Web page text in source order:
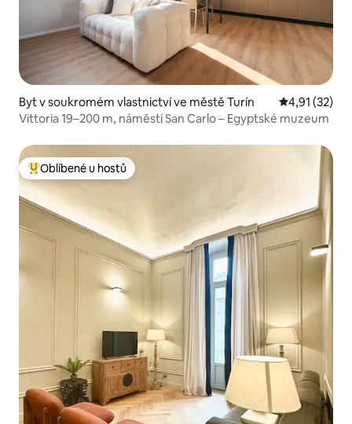
Byt v soukromém vlastnictví ve městě Turín Průměrné
4,91 (32)
Vittoria 19–200 m, náměstí San Carlo – Egyptské muzeum
Nejlepší v kategorii Oblíbené u hostů
Oblíbené u hostů